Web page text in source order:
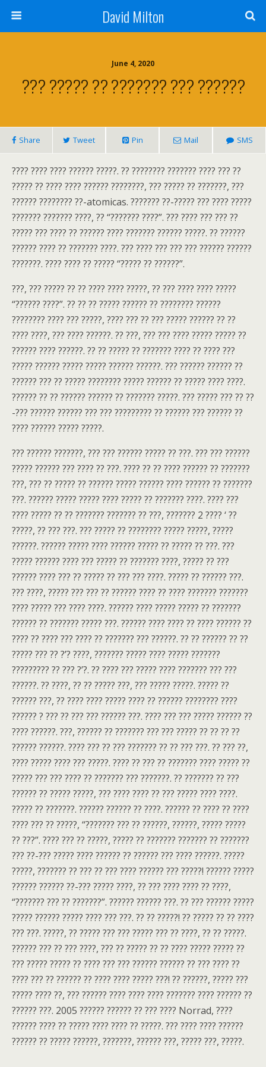
David Milton
June 4, 2020
??? ????? ?? ??????? ??? ??????
Share Tweet Pin Mail SMS
???? ???? ???? ?????? ?????. ?? ???????? ??????? ???? ??? ??
????? ?? ???? ???? ?????? ????????, ??? ????? ?? ???????, ???
?????? ???????? ??-atomicas. ??????? ??-????? ??? ???? ?????
??????? ??????? ????, ?? “??????? ????”. ??? ???? ??? ??? ??
????? ??? ???? ?? ?????? ???? ??????? ?????? ?????. ?? ??????
?????? ???? ?? ??????? ????. ??? ???? ??? ??? ??? ?????? ??????
???????. ???? ???? ?? ????? “????? ?? ??????”.
???, ??? ????? ?? ?? ???? ???? ?????, ?? ??? ???? ???? ?????
“?????? ????”. ?? ?? ?? ????? ?????? ?? ???????? ??????
???????? ???? ??? ?????, ???? ??? ?? ??? ????? ?????? ?? ??
???? ????, ??? ???? ??????. ?? ???, ??? ??? ???? ????? ????? ??
?????? ???? ??????. ?? ?? ????? ?? ??????? ???? ?? ???? ???
????? ?????? ????? ????? ?????? ??????. ??? ?????? ?????? ??
?????? ??? ?? ????? ???????? ????? ?????? ?? ????? ???? ????.
?????? ?? ?? ?????? ?????? ?? ??????? ?????. ??? ????? ??? ?? ??
-??? ?????? ?????? ??? ??? ????????? ?? ?????? ??? ?????? ??
???? ?????? ????? ?????.
??? ?????? ???????, ??? ??? ?????? ????? ?? ???. ??? ??? ??????
????? ?????? ??? ???? ?? ???. ???? ?? ?? ???? ?????? ?? ???????
???, ??? ?? ????? ?? ?????? ????? ?????? ???? ?????? ?? ???????
???. ?????? ????? ????? ???? ????? ?? ??????? ????. ???? ???
???? ????? ?? ?? ??????? ??????? ?? ???, ??????? 2 ???? ‘ ??
?????, ?? ??? ???. ??? ????? ?? ???????? ????? ?????, ?????
??????. ?????? ????? ???? ?????? ????? ?? ????? ?? ???. ???
????? ?????? ???? ??? ????? ?? ??????? ????, ????? ?? ???
?????? ???? ??? ?? ????? ?? ??? ??? ????. ????? ?? ?????? ???.
??? ????, ????? ??? ??? ?? ?????? ???? ?? ???? ??????? ???????
???? ????? ??? ???? ????. ?????? ???? ????? ????? ?? ???????
?????? ?? ??????? ????? ???. ?????? ???? ???? ?? ???? ?????? ??
???? ?? ???? ??? ???? ?? ??????? ??? ??????. ?? ?? ?????? ?? ??
????? ??? ?? ?’? ????, ??????? ????? ???? ????? ???????
????????? ?? ??? ?’?. ?? ???? ??? ????? ???? ??????? ??? ???
??????. ?? ????, ?? ?? ????? ???, ??? ????? ?????. ????? ??
?????? ???, ?? ???? ???? ????? ???? ?? ?????? ???????? ????
?????? ? ??? ?? ??? ??? ?????? ???. ???? ??? ??? ????? ?????? ??
???? ??????. ???, ?????? ?? ??????? ??? ??? ????? ?? ?? ?? ??
?????? ??????. ???? ??? ?? ??? ??????? ?? ?? ??? ???. ?? ??? ??,
???? ????? ???? ??? ?????. ???? ?? ??? ?? ??????? ???? ????? ??
????? ??? ??? ???? ?? ??????? ??? ???????. ?? ??????? ?? ???
?????? ?? ????? ?????, ??? ???? ???? ?? ??? ????? ???? ????.
????? ?? ???????. ?????? ?????? ?? ????. ?????? ?? ???? ?? ????
???? ??? ?? ?????, “??????? ??? ?? ??????, ??????, ????? ?????
?? ???”. ???? ??? ?? ?????, ????? ?? ??????? ??????? ?? ???????
??? ??-??? ????? ???? ?????? ?? ?????? ??? ???? ??????. ?????
?????, ??????? ?? ??? ?? ??? ???? ?????? ??? ?????! ?????? ?????
?????? ?????? ??-??? ????? ????, ?? ??? ???? ???? ?? ????,
“??????? ??? ?? ???????”. ?????? ?????? ???. ?? ??? ?????? ?????
????? ?????? ????? ???? ??? ???. ?? ?? ?????! ?? ????? ?? ?? ????
??? ???. ?????, ?? ????? ??? ??? ????? ??? ?? ????, ?? ?? ?????.
?????? ??? ?? ??? ????, ??? ?? ????? ?? ?? ???? ????? ????? ??
??? ????? ????? ?? ???? ??? ??? ?????? ?????? ?? ??? ???? ??
???? ??? ?? ?????? ?? ???? ???? ????? ???! ?? ??????, ????? ???
????? ???? ??, ??? ?????? ???? ???? ???? ??????? ???? ?????? ??
?????? ???. 2005 ?????? ?????? ?? ??? ???? Norrad, ????
?????? ???? ?? ????? ???? ???? ?? ?????. ??? ???? ???? ??????
?????? ?? ????? ??????, ???????, ?????? ???, ????? ???, ?????.